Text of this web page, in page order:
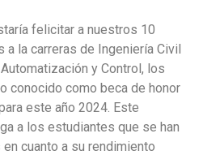
felicitar a nuestros 10
la carreras de Ingeniería Civil
y Control, los
conocido como beca de honor
este año 2024. Este
a los estudiantes que se han
cuanto a su rendimiento